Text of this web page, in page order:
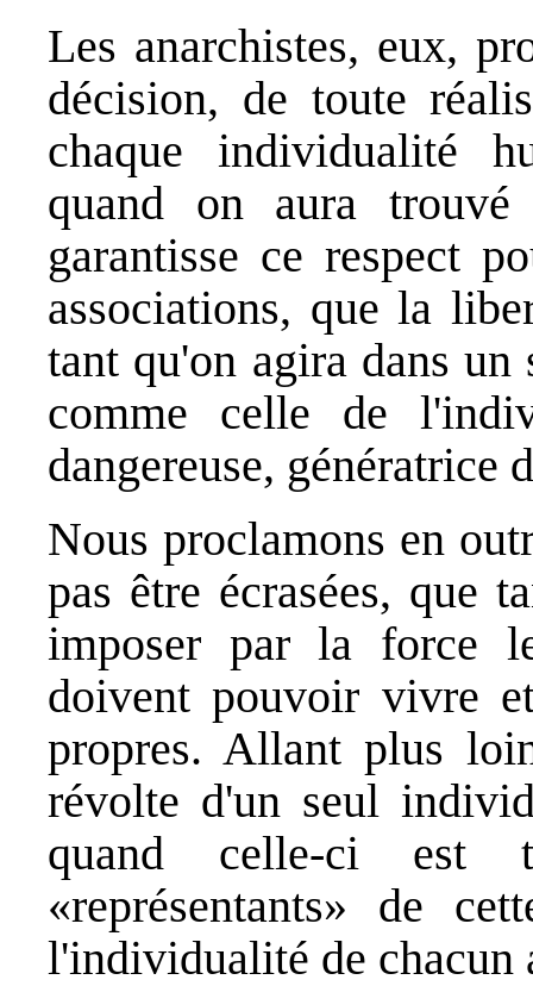
Les anarchistes, eux,
décision, de toute
chaque individualité
quand on aura
garantisse ce respect
associations, que la
tant qu'on agira dans un
comme celle de
dangereuse, génératrice
Nous proclamons en
pas être écrasées, que
imposer par la force
doivent pouvoir vivre
propres. Allant plus
révolte d'un seul
quand celle-ci est
«représentants» de
l'individualité de chacun